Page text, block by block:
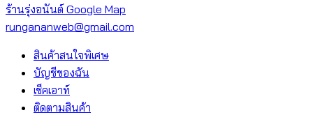
ร้านรุ่งอนันต์ Google Map
rungananweb@gmail.com
สินค้าสนใจพิเศษ
บัญชีของฉัน
เช็คเอาท์
ติดตามสินค้า